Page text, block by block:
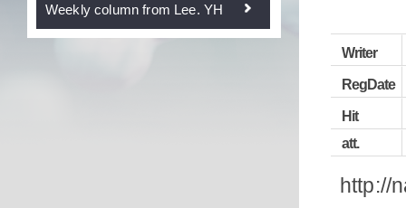
Weekly column from Lee. YH
Writer
RegDate
Hit
att.
http://